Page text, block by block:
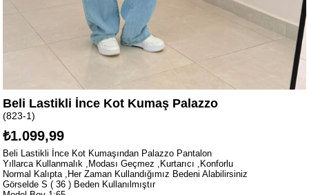
Beli Lastikli İnce Kot Kumaş Palazzo
(823-1)
₺1.099,99
Beli Lastikli İnce Kot Kumaşından Palazzo Pantalon
Yıllarca Kullanmalık ,Modası Geçmez ,Kurtarıcı ,Konforlu
Normal Kalıpta ,Her Zaman Kullandığımız Bedeni Alabilirsiniz
Görselde S ( 36 ) Beden Kullanılmıştır